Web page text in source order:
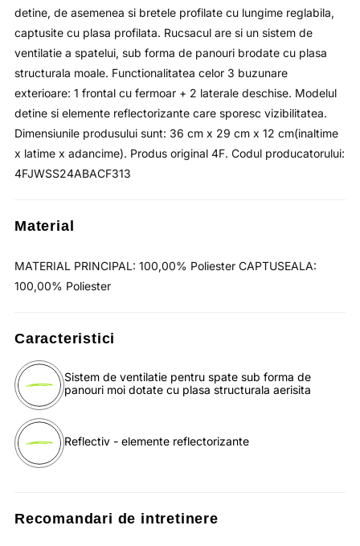
detine, de asemenea si bretele profilate cu lungime reglabila,
captusite cu plasa profilata. Rucsacul are si un sistem de
ventilatie a spatelui, sub forma de panouri brodate cu plasa
structurala moale. Functionalitatea celor 3 buzunare
exterioare: 1 frontal cu fermoar + 2 laterale deschise. Modelul
detine si elemente reflectorizante care sporesc vizibilitatea.
Dimensiunile produsului sunt: 36 cm x 29 cm x 12 cm(inaltime
x latime x adancime). Produs original 4F. Codul producatorului:
4FJWSS24ABACF313
Material
MATERIAL PRINCIPAL: 100,00% Poliester CAPTUSEALA:
100,00% Poliester
Caracteristici
Sistem de ventilatie pentru spate sub forma de
panouri moi dotate cu plasa structurala aerisita
Reflectiv - elemente reflectorizante
Recomandari de intretinere